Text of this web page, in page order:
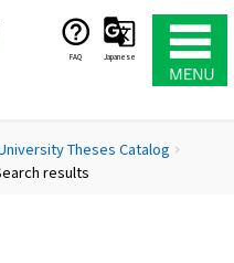
FAQ Japanese
Theses Catalog chevron_right
results